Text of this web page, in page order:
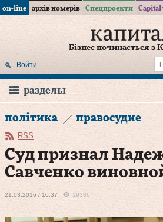
on-line архів номерів Спецпроекти Capital
Бізнес починається з
Войти
разделы
політика правосудие
RSS
Суд признал
Савченко
21.03.2016 / 10:37 19386